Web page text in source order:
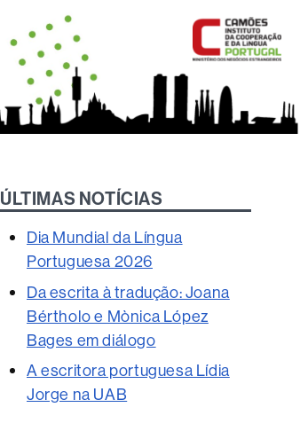
ÚLTIMAS NOTÍCIAS
Dia Mundial da Língua
Portuguesa 2026
Da escrita à tradução: Joana
Bértholo e Mònica López
Bages em diálogo
A escritora portuguesa Lídia
Jorge na UAB